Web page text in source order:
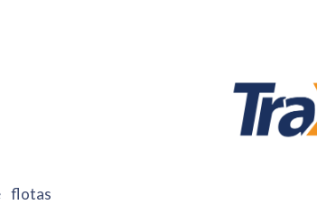
flotas